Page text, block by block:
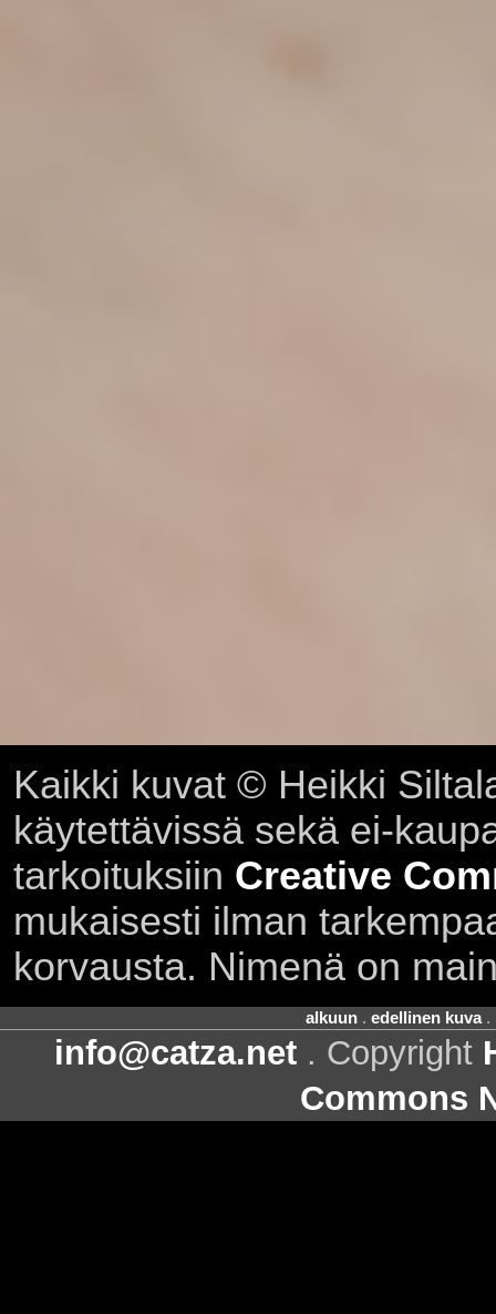
Kaikki kuvat © Heikki
käytettävissä sekä ei-
tarkoituksiin Creative
mukaisesti ilman
korvausta. Nimenä on
alkuun. edellinen kuva.
info@catza.net . Copyright
Commons